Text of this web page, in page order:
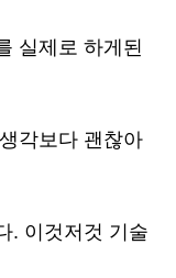
실제로 하게된
각보다 괜찮아
. 이것저것 기술